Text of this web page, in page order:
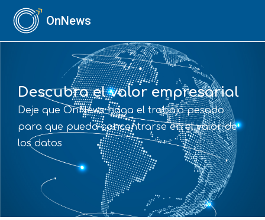
OnNews
Descubra el valor empresarial
Deje que OnNews haga el trabajo pesado
para que pueda concentrarse en el valor de
los datos